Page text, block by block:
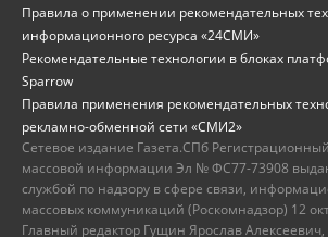
Правила о применении рекомендательных
информационного ресурса «24СМИ»
Рекомендательные технологии в блоках
Sparrow
Правила применения рекомендательных
рекламно-обменной сети «СМИ2»
Сетевое издание Газета.СПб
массовой информации Эл № ФС77-73908
службой по надзору в сфере связи,
массовых коммуникаций (Роскомнадзор) 12
Главный редактор Гущин Ярослав Алексеевич,